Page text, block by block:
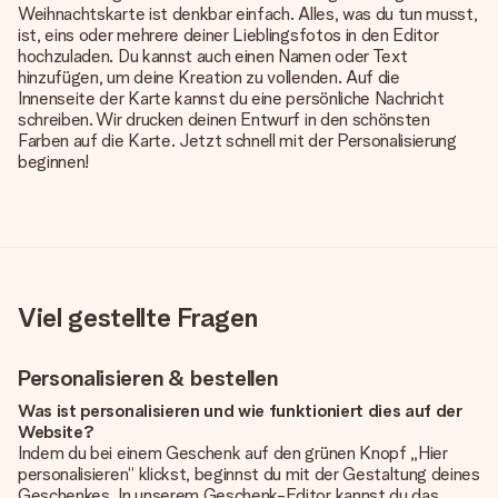
Weihnachtskarte ist denkbar einfach. Alles, was du tun musst,
ist, eins oder mehrere deiner Lieblingsfotos in den Editor
hochzuladen. Du kannst auch einen Namen oder Text
hinzufügen, um deine Kreation zu vollenden. Auf die
Innenseite der Karte kannst du eine persönliche Nachricht
schreiben. Wir drucken deinen Entwurf in den schönsten
Farben auf die Karte. Jetzt schnell mit der Personalisierung
beginnen!
Viel gestellte Fragen
Personalisieren & bestellen
Was ist personalisieren und wie funktioniert dies auf der
Website?
Indem du bei einem Geschenk auf den grünen Knopf „Hier
personalisieren“ klickst, beginnst du mit der Gestaltung deines